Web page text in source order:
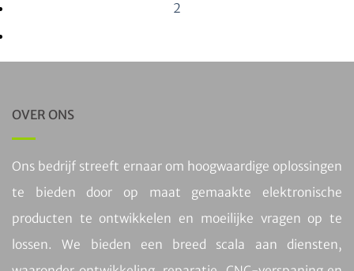
2
OVER ONS
Ons bedrijf streeft ernaar om hoogwaardige oplossingen
te bieden door op maat gemaakte elektronische
producten te ontwikkelen en moeilijke vragen op te
lossen. We bieden een breed scala aan diensten,